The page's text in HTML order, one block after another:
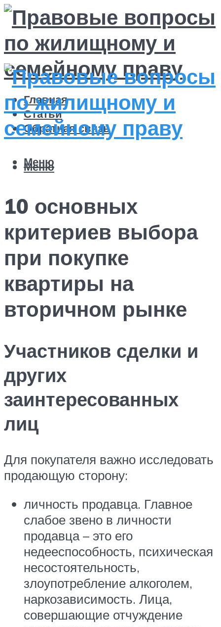
Главная
Статьи
Обратная связь
Меню
Меню
10 основных
критериев выбора
при покупке
квартиры на
вторичном рынке
Участников сделки и
других
заинтересованных
лиц
Для покупателя важно исследовать
продающую сторону:
личность продавца. Главное
слабое звено в личности
продавца – это его
недееспособность, психическая
несостоятельность,
злоупотребление алкоголем,
наркозависимость. Лица,
совершающие отчуждение